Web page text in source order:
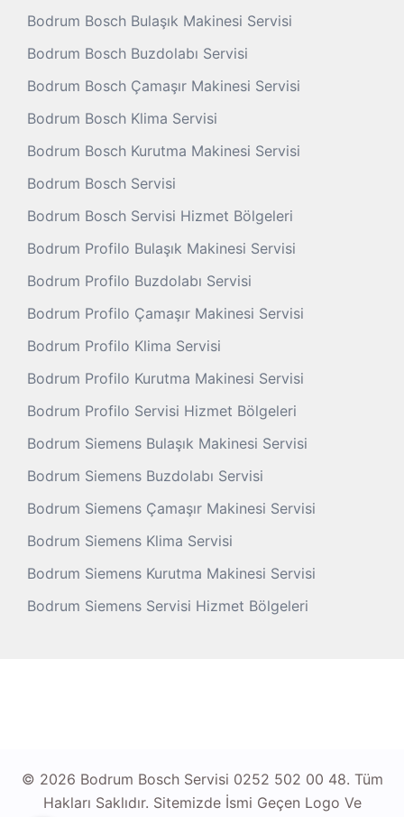
Bodrum Bosch Bulaşık Makinesi Servisi
Bodrum Bosch Buzdolabı Servisi
Bodrum Bosch Çamaşır Makinesi Servisi
Bodrum Bosch Klima Servisi
Bodrum Bosch Kurutma Makinesi Servisi
Bodrum Bosch Servisi
Bodrum Bosch Servisi Hizmet Bölgeleri
Bodrum Profilo Bulaşık Makinesi Servisi
Bodrum Profilo Buzdolabı Servisi
Bodrum Profilo Çamaşır Makinesi Servisi
Bodrum Profilo Klima Servisi
Bodrum Profilo Kurutma Makinesi Servisi
Bodrum Profilo Servisi Hizmet Bölgeleri
Bodrum Siemens Bulaşık Makinesi Servisi
Bodrum Siemens Buzdolabı Servisi
Bodrum Siemens Çamaşır Makinesi Servisi
Bodrum Siemens Klima Servisi
Bodrum Siemens Kurutma Makinesi Servisi
Bodrum Siemens Servisi Hizmet Bölgeleri
© 2026 Bodrum Bosch Servisi 0252 502 00 48. Tüm
Hakları Saklıdır. Sitemizde İsmi Geçen Logo Ve